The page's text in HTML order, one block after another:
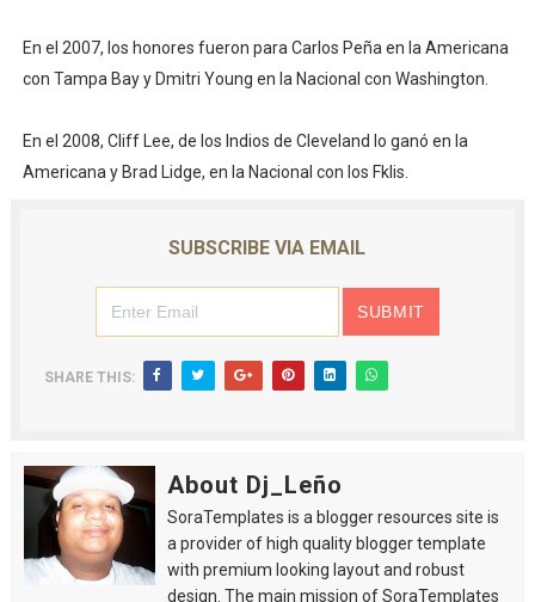
En el 2007, los honores fueron para Carlos Peña en la Americana
con Tampa Bay y Dmitri Young en la Nacional con Washington.
En el 2008, Cliff Lee, de los Indios de Cleveland lo ganó en la
Americana y Brad Lidge, en la Nacional con los Fklis.
SUBSCRIBE VIA EMAIL
SHARE THIS:
About Dj_Leño
SoraTemplates is a blogger resources site is
a provider of high quality blogger template
with premium looking layout and robust
design. The main mission of SoraTemplates